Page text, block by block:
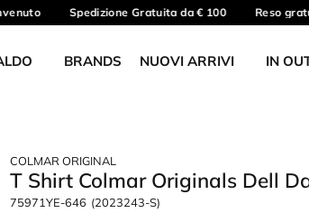
Spedizione Gratuita da € 100 Reso
BRANDS NUOVI ARRIVI IN
COLMAR ORIGINAL
T Shirt Colmar Originals Dell
75971YE-646 (2023243-S)